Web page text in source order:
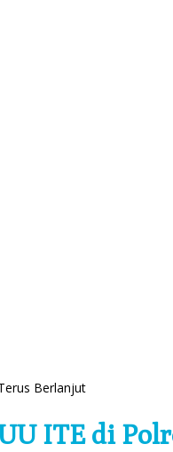
Berlanjut
ITE di